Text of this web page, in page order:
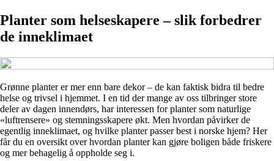
Planter som helseskapere – slik forbedrer
de inneklimaet
Grønne planter er mer enn bare dekor – de kan faktisk bidra til bedre
helse og trivsel i hjemmet. I en tid der mange av oss tilbringer store
deler av dagen innendørs, har interessen for planter som naturlige
«luftrensere» og stemningsskapere økt. Men hvordan påvirker de
egentlig inneklimaet, og hvilke planter passer best i norske hjem? Her
får du en oversikt over hvordan planter kan gjøre boligen både friskere
og mer behagelig å oppholde seg i.